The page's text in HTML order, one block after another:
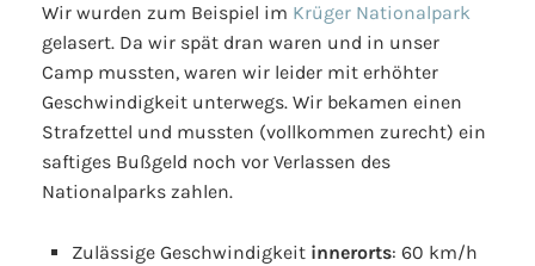
Wir wurden zum Beispiel im Krüger Nationalpark
gelasert. Da wir spät dran waren und in unser
Camp mussten, waren wir leider mit erhöhter
Geschwindigkeit unterwegs. Wir bekamen einen
Strafzettel und mussten (vollkommen zurecht) ein
saftiges Bußgeld noch vor Verlassen des
Nationalparks zahlen.
Zulässige Geschwindigkeit innerorts: 60 km/h